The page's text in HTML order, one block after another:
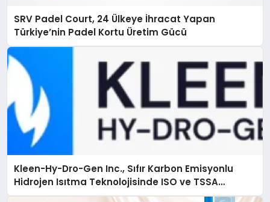
SRV Padel Court, 24 Ülkeye İhracat Yapan
Türkiye’nin Padel Kortu Üretim Gücü
Kleen-Hy-Dro-Gen Inc., Sıfır Karbon Emisyonlu
Hidrojen Isıtma Teknolojisinde ISO ve TSSA
Düzenleyici Onaylarını Aldı